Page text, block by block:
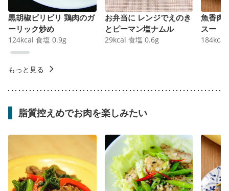
黒胡椒ビリビリ 鶏肉のガ
ーリック炒め
124kcal 食塩 0.9g
お弁当に レンジでえのき
とピーマン塩ナムル
29kcal 食塩 0.6g
魚香肉
スー
184kcal
もっと見る
脂質控えめでお肉を楽しみたい